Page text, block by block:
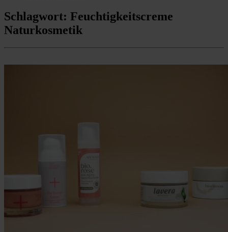
Schlagwort: Feuchtigkeitscreme
Naturkosmetik